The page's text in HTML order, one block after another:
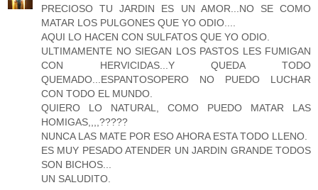
PRECIOSO TU JARDIN ES UN AMOR...NO SE COMO
MATAR LOS PULGONES QUE YO ODIO....
AQUI LO HACEN CON SULFATOS QUE YO ODIO.
ULTIMAMENTE NO SIEGAN LOS PASTOS LES FUMIGAN
CON HERVICIDAS...Y QUEDA TODO
QUEMADO...ESPANTOSOPERO NO PUEDO LUCHAR
CON TODO EL MUNDO.
QUIERO LO NATURAL, COMO PUEDO MATAR LAS
HOMIGAS,,,,?????
NUNCA LAS MATE POR ESO AHORA ESTA TODO LLENO.
ES MUY PESADO ATENDER UN JARDIN GRANDE TODOS
SON BICHOS...
UN SALUDITO.